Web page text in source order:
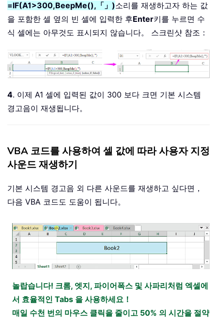
=IF(A1>300,BeepMe(),「」)소리를 재생하고자 하는 값
을 포함한 셀 옆의 빈 셀에 입력한 후Enter키를 누르면 수
식 셀에는 아무것도 표시되지 않습니다。 스크린샷 참조：
4. 이제 A1 셀에 입력된 값이 300 보다 크면 기본 시스템
경고음이 재생됩니다。
VBA 코드를 사용하여 셀 값에 따라 사용자 지정
사운드 재생하기
기본 시스템 경고음 외 다른 사운드를 재생하고 싶다면，
다음 VBA 코드도 도움이 됩니다。
놀랍습니다! 크롬, 엣지, 파이어폭스 및 사파리처럼 엑셀에
서 효율적인 Tabs 을 사용하세요！
매일 수천 번의 마우스 클릭을 줄이고 50% 의 시간을 절약